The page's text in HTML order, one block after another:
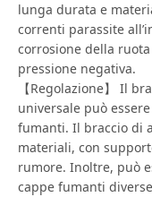
lunga durata e
correnti parassite
corrosione della
pressione negativa.
【Regolazione】 Il
universale può
fumanti. Il braccio di
materiali, con
rumore. Inoltre, può
cappe fumanti